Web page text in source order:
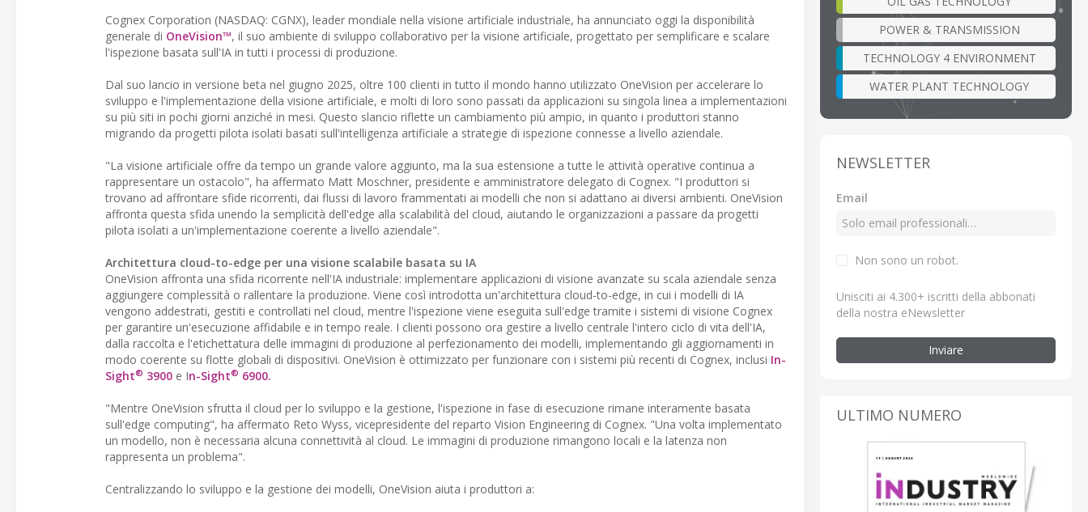
Cognex Corporation (NASDAQ: CGNX), leader mondiale nella visione artificiale industriale, ha annunciato oggi la disponibilità
generale di OneVision™, il suo ambiente di sviluppo collaborativo per la visione artificiale, progettato per semplificare e scalare
l'ispezione basata sull'IA in tutti i processi di produzione.
Dal suo lancio in versione beta nel giugno 2025, oltre 100 clienti in tutto il mondo hanno utilizzato OneVision per accelerare lo
sviluppo e l'implementazione della visione artificiale, e molti di loro sono passati da applicazioni su singola linea a implementazioni
su più siti in pochi giorni anziché in mesi. Questo slancio riflette un cambiamento più ampio, in quanto i produttori stanno
migrando da progetti pilota isolati basati sull'intelligenza artificiale a strategie di ispezione connesse a livello aziendale.
"La visione artificiale offre da tempo un grande valore aggiunto, ma la sua estensione a tutte le attività operative continua a
rappresentare un ostacolo", ha affermato Matt Moschner, presidente e amministratore delegato di Cognex. "I produttori si
trovano ad affrontare sfide ricorrenti, dai flussi di lavoro frammentati ai modelli che non si adattano ai diversi ambienti. OneVision
affronta questa sfida unendo la semplicità dell'edge alla scalabilità del cloud, aiutando le organizzazioni a passare da progetti
pilota isolati a un'implementazione coerente a livello aziendale".
Architettura cloud-to-edge per una visione scalabile basata su IA
OneVision affronta una sfida ricorrente nell'IA industriale: implementare applicazioni di visione avanzate su scala aziendale senza
aggiungere complessità o rallentare la produzione. Viene così introdotta un'architettura cloud-to-edge, in cui i modelli di IA
vengono addestrati, gestiti e controllati nel cloud, mentre l'ispezione viene eseguita sull'edge tramite i sistemi di visione Cognex
per garantire un'esecuzione affidabile e in tempo reale. I clienti possono ora gestire a livello centrale l'intero ciclo di vita dell'IA,
dalla raccolta e l'etichettatura delle immagini di produzione al perfezionamento dei modelli, implementando gli aggiornamenti in
modo coerente su flotte globali di dispositivi. OneVision è ottimizzato per funzionare con i sistemi più recenti di Cognex, inclusi In-
Sight® 3900 e In-Sight® 6900.
"Mentre OneVision sfrutta il cloud per lo sviluppo e la gestione, l'ispezione in fase di esecuzione rimane interamente basata
sull'edge computing", ha affermato Reto Wyss, vicepresidente del reparto Vision Engineering di Cognex. "Una volta implementato
un modello, non è necessaria alcuna connettività al cloud. Le immagini di produzione rimangono locali e la latenza non
rappresenta un problema".
Centralizzando lo sviluppo e la gestione dei modelli, OneVision aiuta i produttori a:
POWER & TRANSMISSION
TECHNOLOGY 4 ENVIRONMENT
WATER PLANT TECHNOLOGY
NEWSLETTER
Email
Non sono un robot.
Unisciti ai 4.300+ iscritti della abbonati
della nostra eNewsletter
Inviare
ULTIMO NUMERO